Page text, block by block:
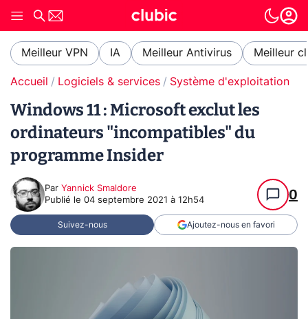
Meilleur VPN IA Meilleur Antivirus Meilleur
Accueil Logiciels & services Système d'exploitation
Windows 11 : Microsoft exclut les
ordinateurs "incompatibles" du
programme Insider
Par Yannick Smaldore
Publié le 04 septembre 2021 à 12h54 0
Suivez-nous Ajoutez-nous en favori